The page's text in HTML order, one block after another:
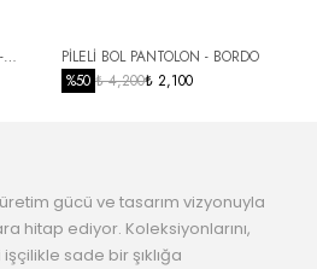
1035.17 TL
1086.29 TL
PİLELİ BOL PANTOLON - BORDO
%50 ₺ 4,200₺ 2,100
gücü ve tasarım vizyonuyla
hitap ediyor. Koleksiyonlarını,
sade bir şıklığa